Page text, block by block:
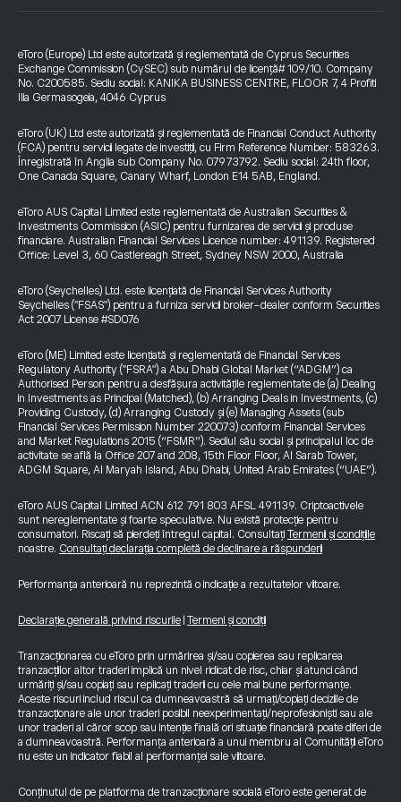
eToro (Europe) Ltd este autorizată și reglementată de Cyprus Securities
Exchange Commission (CySEC) sub numărul de licență# 109/10. Company
No. C200585. Sediu social: KANIKA BUSINESS CENTRE, FLOOR 7, 4 Profiti
Ilia Germasogeia, 4046 Cyprus
eToro (UK) Ltd este autorizată și reglementată de Financial Conduct Authority
(FCA) pentru servicii legate de investiții, cu Firm Reference Number: 583263.
Înregistrată în Anglia sub Company No. 07973792. Sediu social: 24th floor,
One Canada Square, Canary Wharf, London E14 5AB, England.
eToro AUS Capital Limited este reglementată de Australian Securities &
Investments Commission (ASIC) pentru furnizarea de servicii și produse
financiare. Australian Financial Services Licence number: 491139. Registered
Office: Level 3, 60 Castlereagh Street, Sydney NSW 2000, Australia
eToro (Seychelles) Ltd. este licențiată de Financial Services Authority
Seychelles ("FSAS") pentru a furniza servicii broker-dealer conform Securities
Act 2007 License #SD076
eToro (ME) Limited este licențiată și reglementată de Financial Services
Regulatory Authority ("FSRA") a Abu Dhabi Global Market (“ADGM”) ca
Authorised Person pentru a desfășura activitățile reglementate de (a) Dealing
in Investments as Principal (Matched), (b) Arranging Deals in Investments, (c)
Providing Custody, (d) Arranging Custody și (e) Managing Assets (sub
Financial Services Permission Number 220073) conform Financial Services
and Market Regulations 2015 (“FSMR”). Sediul său social și principalul loc de
activitate se află la Office 207 and 208, 15th Floor Floor, Al Sarab Tower,
ADGM Square, Al Maryah Island, Abu Dhabi, United Arab Emirates (“UAE”).
eToro AUS Capital Limited ACN 612 791 803 AFSL 491139. Criptoactivele
sunt nereglementate și foarte speculative. Nu există protecție pentru
consumatori. Riscați să pierdeți întregul capital. Consultați Termenii și condițiile
noastre. Consultați declarația completă de declinare a răspunderii
Performanța anterioară nu reprezintă o indicație a rezultatelor viitoare.
Declarație generală privind riscurile Termeni și condiții
Tranzacționarea cu eToro prin urmărirea și/sau copierea sau replicarea
tranzacțiilor altor traderi implică un nivel ridicat de risc, chiar și atunci când
urmăriți și/sau copiați sau replicați traderii cu cele mai bune performanțe.
Aceste riscuri includ riscul ca dumneavoastră să urmați/copiați deciziile de
tranzacționare ale unor traderi posibil neexperimentați/neprofesioniști sau ale
unor traderi al căror scop sau intenție finală ori situație financiară poate diferi de
a dumneavoastră. Performanța anterioară a unui membru al Comunității eToro
nu este un indicator fiabil al performanței sale viitoare.
Conținutul de pe platforma de tranzacționare socială eToro este generat de